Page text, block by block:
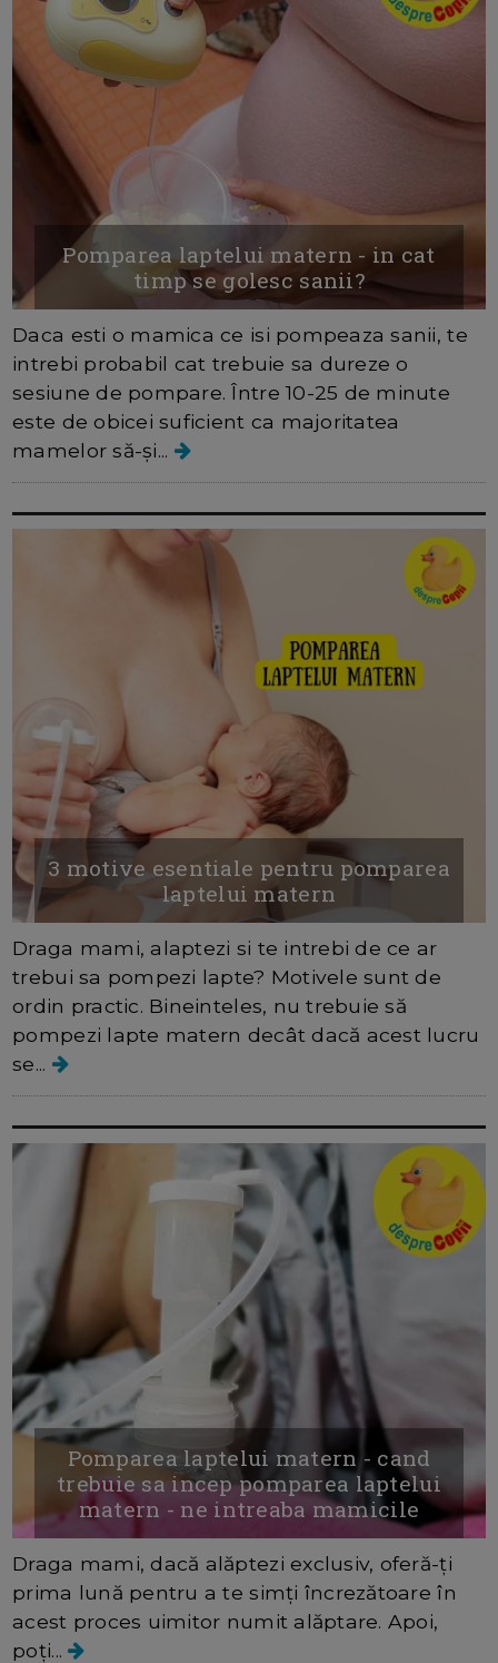
Pomparea laptelui matern - in cat
timp se golesc sanii?
Daca esti o mamica ce isi pompeaza sanii, te
intrebi probabil cat trebuie sa dureze o
sesiune de pompare. Între 10-25 de minute
este de obicei suficient ca majoritatea
mamelor să-și...
3 motive esentiale pentru pomparea
laptelui matern
Draga mami, alaptezi si te intrebi de ce ar
trebui sa pompezi lapte? Motivele sunt de
ordin practic. Bineinteles, nu trebuie să
pompezi lapte matern decât dacă acest lucru
se...
Pomparea laptelui matern - cand
trebuie sa incep pomparea laptelui
matern - ne intreaba mamicile
Draga mami, dacă alăptezi exclusiv, oferă-ți
prima lună pentru a te simți încrezătoare în
acest proces uimitor numit alăptare. Apoi,
poți...